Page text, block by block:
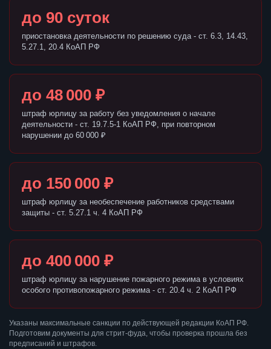
до 90 суток
приостановка деятельности по решению суда - ст. 6.3, 14.43,
5.27.1, 20.4 КоАП РФ
до 48 000 ₽
штраф юрлицу за работу без уведомления о начале
деятельности - ст. 19.7.5-1 КоАП РФ, при повторном
нарушении до 60 000 ₽
до 150 000 ₽
штраф юрлицу за необеспечение работников средствами
защиты - ст. 5.27.1 ч. 4 КоАП РФ
до 400 000 ₽
штраф юрлицу за нарушение пожарного режима в условиях
особого противопожарного режима - ст. 20.4 ч. 2 КоАП РФ
Указаны максимальные санкции по действующей редакции КоАП РФ.
Подготовим документы для стрит-фуда, чтобы проверка прошла без
предписаний и штрафов.